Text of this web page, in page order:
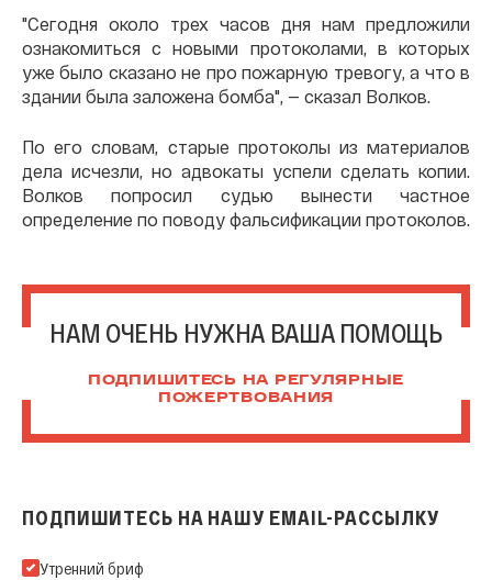
"Сегодня около трех часов дня нам предложили
ознакомиться с новыми протоколами, в которых
уже было сказано не про пожарную тревогу, а что в
здании была заложена бомба", — сказал Волков.
По его словам, старые протоколы из материалов
дела исчезли, но адвокаты успели сделать копии.
Волков попросил судью вынести частное
определение по поводу фальсификации протоколов.
НАМ ОЧЕНЬ НУЖНА ВАША ПОМОЩЬ
ПОДПИШИТЕСЬ НА РЕГУЛЯРНЫЕ
ПОЖЕРТВОВАНИЯ
ПОДПИШИТЕСЬ НА НАШУ EMAIL-РАССЫЛКУ
Подпишитесь на нашу Email-рассылку
Утренний бриф